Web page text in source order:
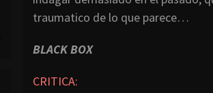
traumatico de lo que parece…
BLACK BOX
CRITICA: